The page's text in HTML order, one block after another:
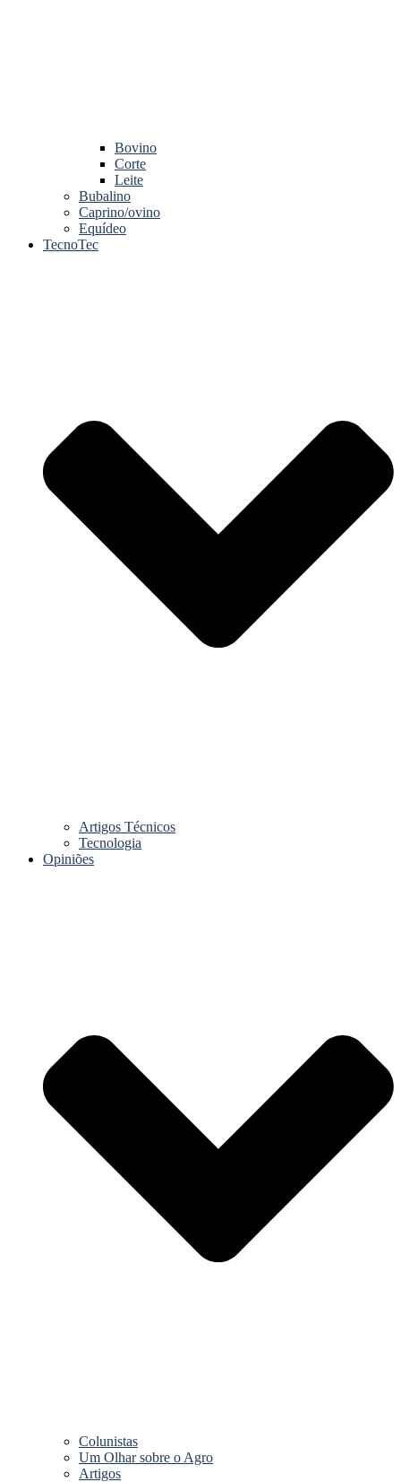
Bovino
Corte
Leite
Bubalino
Caprino/ovino
Equídeo
TecnoTec
Artigos Técnicos
Tecnologia
Opiniões
Colunistas
Um Olhar sobre o Agro
Artigos